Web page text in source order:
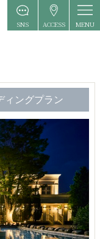
SNS ACCESS MENU
ィングプラン